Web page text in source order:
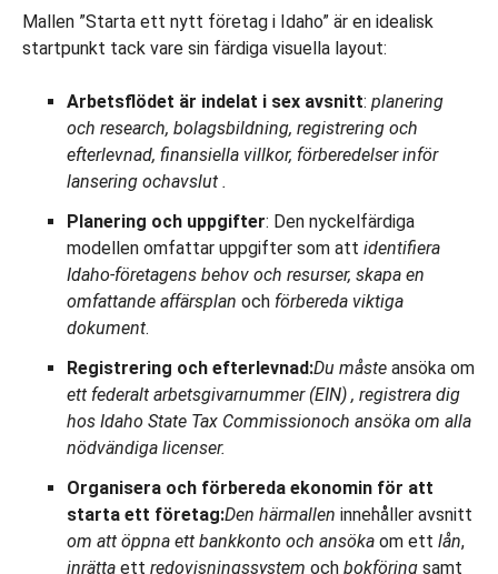
Mallen ”Starta ett nytt företag i Idaho” är en idealisk
startpunkt tack vare sin färdiga visuella layout:
Arbetsflödet är indelat i sex avsnitt: planering
och research, bolagsbildning, registrering och
efterlevnad, finansiella villkor, förberedelser inför
lansering ochavslut .
Planering och uppgifter: Den nyckelfärdiga
modellen omfattar uppgifter som att identifiera
Idaho-företagens behov och resurser, skapa en
omfattande affärsplan och förbereda viktiga
dokument.
Registrering och efterlevnad:Du måste ansöka om
ett federalt arbetsgivarnummer (EIN) , registrera dig
hos Idaho State Tax Commissionoch ansöka om alla
nödvändiga licenser.
Organisera och förbereda ekonomin för att
starta ett företag:Den härmallen innehåller avsnitt
om att öppna ett bankkonto och ansöka om ett lån,
inrätta ett redovisningssystem och bokföring samt